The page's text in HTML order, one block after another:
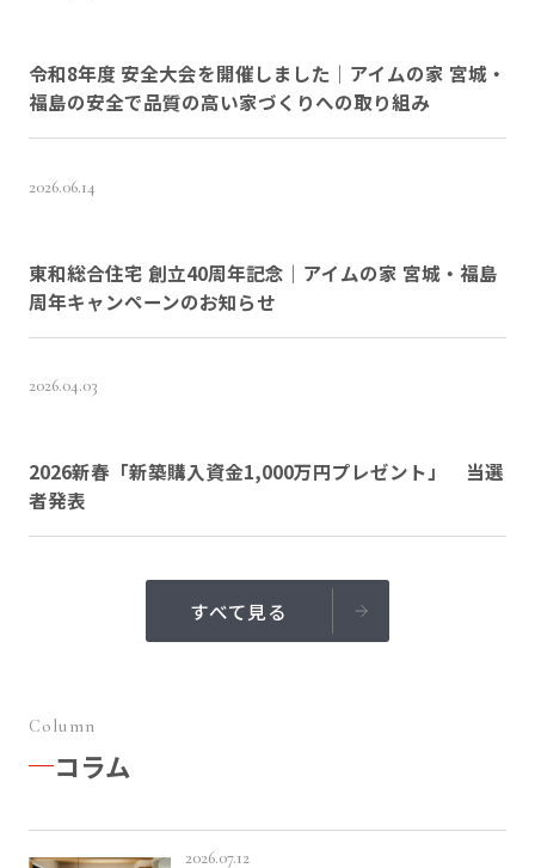
令和8年度 安全大会を開催しました｜アイムの家 宮城・
福島の安全で品質の高い家づくりへの取り組み
2026.06.14
東和総合住宅 創立40周年記念｜アイムの家 宮城・福島
周年キャンペーンのお知らせ
2026.04.03
2026新春「新築購入資金1,000万円プレゼント」 当選
者発表
すべて見る
Column
コラム
2026.07.12